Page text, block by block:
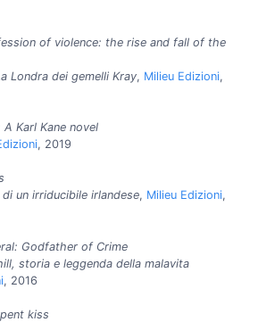
of violence: the rise and fall of the
Londra dei gemelli Kray, Milieu Edizioni,
Karl Kane novel
, 2019
un irriducibile irlandese, Milieu Edizioni,
Godfather of Crime
storia e leggenda della malavita
, 2016
kiss